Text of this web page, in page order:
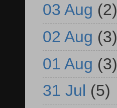
03 Aug (2)
02 Aug (3)
01 Aug (3)
31 Jul (5)